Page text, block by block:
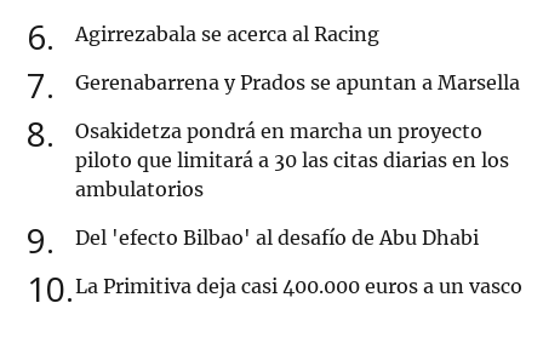
6 Agirrezabala se acerca al Racing
7 Gerenabarrena y Prados se apuntan a Marsella
8
Osakidetza pondrá en marcha un proyecto
piloto que limitará a 30 las citas diarias en los
ambulatorios
9 Del 'efecto Bilbao' al desafío de Abu Dhabi
10 La Primitiva deja casi 400.000 euros a un vasco